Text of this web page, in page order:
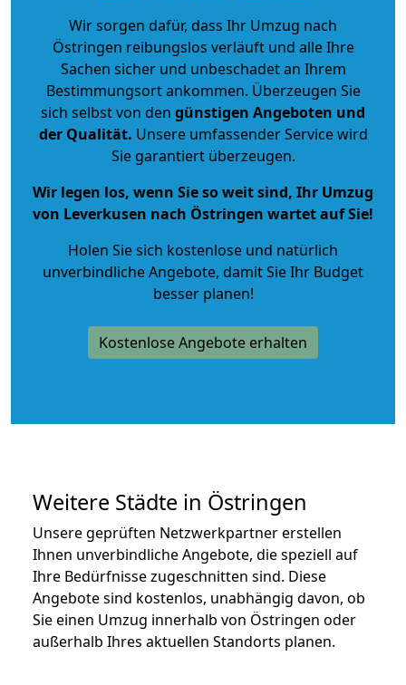
Wir sorgen dafür, dass Ihr Umzug nach
Östringen reibungslos verläuft und alle Ihre
Sachen sicher und unbeschadet an Ihrem
Bestimmungsort ankommen. Überzeugen Sie
sich selbst von den günstigen Angeboten und
der Qualität. Unsere umfassender Service wird
Sie garantiert überzeugen.
Wir legen los, wenn Sie so weit sind, Ihr Umzug
von Leverkusen nach Östringen wartet auf Sie!
Holen Sie sich kostenlose und natürlich
unverbindliche Angebote, damit Sie Ihr Budget
besser planen!
Kostenlose Angebote erhalten
Weitere Städte in Östringen
Unsere geprüften Netzwerkpartner erstellen
Ihnen unverbindliche Angebote, die speziell auf
Ihre Bedürfnisse zugeschnitten sind. Diese
Angebote sind kostenlos, unabhängig davon, ob
Sie einen Umzug innerhalb von Östringen oder
außerhalb Ihres aktuellen Standorts planen.